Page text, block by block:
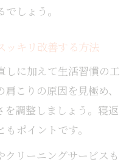
しょう。
ッキリ改善する方法
しに加えて生活習慣の工
こりの原因を見極め、
調整しましょう。寝返
ポイントです。
リーニングサービスも